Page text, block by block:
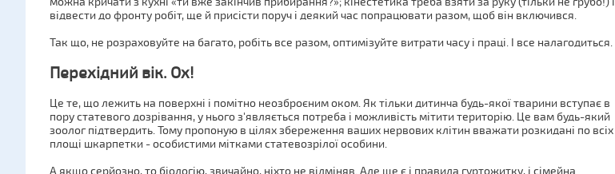
відвести до фронту робіт, ще й присісти поруч і деякий час попрацювати разом, щоб він включився.
Так що, не розраховуйте на багато, робіть все разом, оптимізуйте витрати часу і праці. І все налагодиться.
Перехідний вік. Ох!
Це те, що лежить на поверхні і помітно неозброєним оком. Як тільки дитинча будь-якої тварини вступає в
пору статевого дозрівання, у нього з'являється потреба і можливість мітити територію. Це вам будь-який
зоолог підтвердить. Тому пропоную в цілях збереження ваших нервових клітин вважати розкидані по всіх
площі шкарпетки - особистими мітками статевозрілої особини.